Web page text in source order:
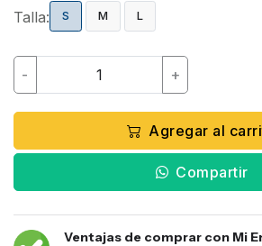
Talla: S M L
- +
Agregar al
Compartir
Ventajas de comprar con Mi